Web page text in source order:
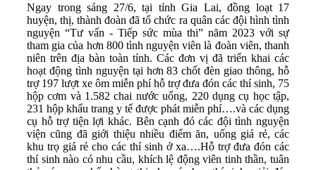
Ngay trong sáng 27/6, tại tỉnh Gia Lai, đồng loạt 17
huyện, thị, thành đoàn đã tổ chức ra quân các đội hình tình
nguyện “Tư vấn - Tiếp sức mùa thi” năm 2023 với sự
tham gia của hơn 800 tình nguyện viên là đoàn viên, thanh
niên trên địa bàn toàn tỉnh. Các đơn vị đã triển khai các
hoạt động tình nguyện tại hơn 83 chốt đèn giao thông, hỗ
trợ 197 lượt xe ôm miễn phí hỗ trợ đưa đón các thí sinh, 75
hộp cơm và 1.582 chai nước uống, 220 dụng cụ học tập,
231 hộp khẩu trang y tế được phát miễn phí….và các dụng
cụ hỗ trợ tiện lợi khác. Bên cạnh đó các đội tình nguyện
viện cũng đã giới thiệu nhiều điểm ăn, uống giá rẻ, các
khu trọ giá rẻ cho các thí sinh ở xa….Hỗ trợ đưa đón các
thí sinh nào có nhu cầu, khích lệ động viên tinh thần, tuân